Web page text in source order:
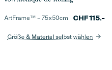
ArtFrame™ –75×50cm CHF115.-
Größe & Material selbst wählen